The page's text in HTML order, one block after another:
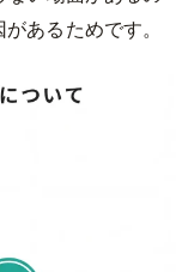
あるためです。